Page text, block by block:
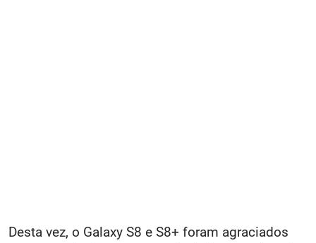
Desta vez, o Galaxy S8 e S8+ foram agraciados